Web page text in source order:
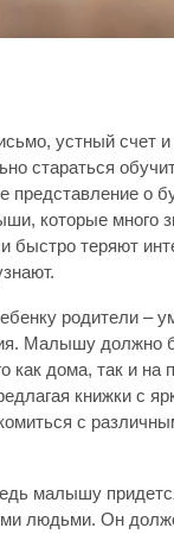
устный счет
стараться
представление о
которые много
быстро теряют
родители –
Малышу должно
дома, так и на
книжки с
с
малышу
людьми. Он